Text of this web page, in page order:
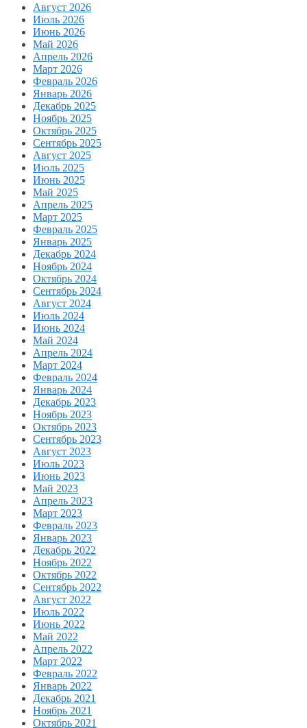
Август 2026
Июль 2026
Июнь 2026
Май 2026
Апрель 2026
Март 2026
Февраль 2026
Январь 2026
Декабрь 2025
Ноябрь 2025
Октябрь 2025
Сентябрь 2025
Август 2025
Июль 2025
Июнь 2025
Май 2025
Апрель 2025
Март 2025
Февраль 2025
Январь 2025
Декабрь 2024
Ноябрь 2024
Октябрь 2024
Сентябрь 2024
Август 2024
Июль 2024
Июнь 2024
Май 2024
Апрель 2024
Март 2024
Февраль 2024
Январь 2024
Декабрь 2023
Ноябрь 2023
Октябрь 2023
Сентябрь 2023
Август 2023
Июль 2023
Июнь 2023
Май 2023
Апрель 2023
Март 2023
Февраль 2023
Январь 2023
Декабрь 2022
Ноябрь 2022
Октябрь 2022
Сентябрь 2022
Август 2022
Июль 2022
Июнь 2022
Май 2022
Апрель 2022
Март 2022
Февраль 2022
Январь 2022
Декабрь 2021
Ноябрь 2021
Октябрь 2021